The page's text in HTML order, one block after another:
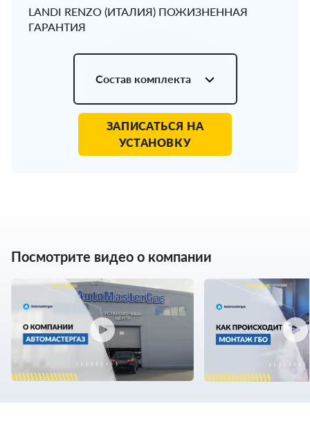
LANDI RENZO (ИТАЛИЯ) ПОЖИЗНЕННАЯ
ГАРАНТИЯ
Состав комплекта
ЗАПИСАТЬСЯ НА
УСТАНОВКУ
Посмотрите видео о компании